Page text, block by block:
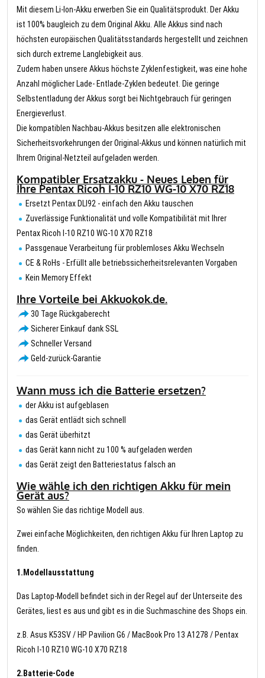
Mit diesem Li-Ion-Akku erwerben Sie ein Qualitätsprodukt. Der Akku
ist 100% baugleich zu dem Original Akku. Alle Akkus sind nach
höchsten europäischen Qualitätsstandards hergestellt und zeichnen
sich durch extreme Langlebigkeit aus.
Zudem haben unsere Akkus höchste Zyklenfestigkeit, was eine hohe
Anzahl möglicher Lade- Entlade-Zyklen bedeutet. Die geringe
Selbstentladung der Akkus sorgt bei Nichtgebrauch für geringen
Energieverlust.
Die kompatiblen Nachbau-Akkus besitzen alle elektronischen
Sicherheitsvorkehrungen der Original-Akkus und können natürlich mit
Ihrem Original-Netzteil aufgeladen werden.
Kompatibler Ersatzakku - Neues Leben für
Ihre Pentax Ricoh I-10 RZ10 WG-10 X70 RZ18
Ersetzt Pentax DLI92 - einfach den Akku tauschen
Zuverlässige Funktionalität und volle Kompatibilität mit Ihrer
Pentax Ricoh I-10 RZ10 WG-10 X70 RZ18
Passgenaue Verarbeitung für problemloses Akku Wechseln
CE & RoHs - Erfüllt alle betriebssicherheitsrelevanten Vorgaben
Kein Memory Effekt
Ihre Vorteile bei Akkuokok.de.
30 Tage Rückgaberecht
Sicherer Einkauf dank SSL
Schneller Versand
Geld-zurück-Garantie
Wann muss ich die Batterie ersetzen?
der Akku ist aufgeblasen
das Gerät entlädt sich schnell
das Gerät überhitzt
das Gerät kann nicht zu 100 % aufgeladen werden
das Gerät zeigt den Batteriestatus falsch an
Wie wähle ich den richtigen Akku für mein
Gerät aus?
So wählen Sie das richtige Modell aus.
Zwei einfache Möglichkeiten, den richtigen Akku für Ihren Laptop zu
finden.
1.Modellausstattung
Das Laptop-Modell befindet sich in der Regel auf der Unterseite des
Gerätes, liest es aus und gibt es in die Suchmaschine des Shops ein.
z.B. Asus K53SV / HP Pavilion G6 / MacBook Pro 13 A1278 / Pentax
Ricoh I-10 RZ10 WG-10 X70 RZ18
2.Batterie-Code